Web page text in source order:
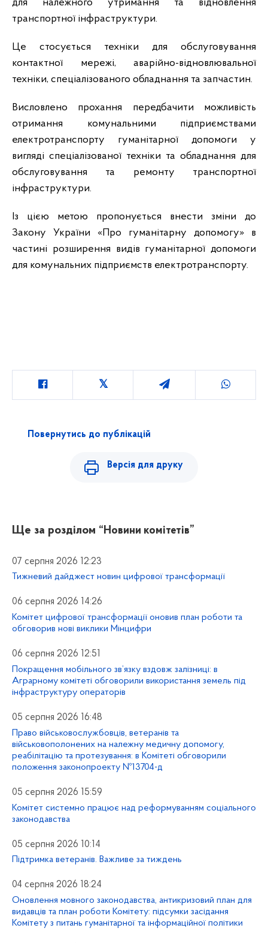
для належного утримання та відновлення
транспортної інфраструктури.
Це стосується техніки для обслуговування
контактної мережі, аварійно-відновлювальної
техніки, спеціалізованого обладнання та запчастин.
Висловлено прохання передбачити можливість
отримання комунальними підприємствами
електротранспорту гуманітарної допомоги у
вигляді спеціалізованої техніки та обладнання для
обслуговування та ремонту транспортної
інфраструктури.
Із цією метою пропонується внести зміни до
Закону України «Про гуманітарну допомогу» в
частині розширення видів гуманітарної допомоги
для комунальних підприємств електротранспорту.
Повернутись до публікацій
Версія для друку
Ще за розділом “Новини комітетів”
07 серпня 2026 12:23
Тижневий дайджест новин цифрової трансформації
06 серпня 2026 14:26
Комітет цифрової трансформації оновив план роботи та
обговорив нові виклики Мінцифри
06 серпня 2026 12:51
Покращення мобільного зв’язку вздовж залізниці: в
Аграрному комітеті обговорили використання земель під
інфраструктуру операторів
05 серпня 2026 16:48
Право військовослужбовців, ветеранів та
військовополонених на належну медичну допомогу,
реабілітацію та протезування: в Комітеті обговорили
положення законопроекту №13704-д
05 серпня 2026 15:59
Комітет системно працює над реформуванням соціального
законодавства
05 серпня 2026 10:14
Підтримка ветеранів. Важливе за тиждень
04 серпня 2026 18:24
Оновлення мовного законодавства, антикризовий план для
видавців та план роботи Комітету: підсумки засідання
Комітету з питань гуманітарної та інформаційної політики